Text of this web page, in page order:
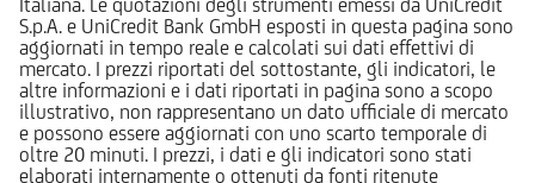
S.p.A. e UniCredit Bank GmbH esposti in questa pagina sono
aggiornati in tempo reale e calcolati sui dati effettivi di
mercato. I prezzi riportati del sottostante, gli indicatori, le
altre informazioni e i dati riportati in pagina sono a scopo
illustrativo, non rappresentano un dato ufficiale di mercato
e possono essere aggiornati con uno scarto temporale di
oltre 20 minuti. I prezzi, i dati e gli indicatori sono stati
elaborati internamente o ottenuti da fonti ritenute